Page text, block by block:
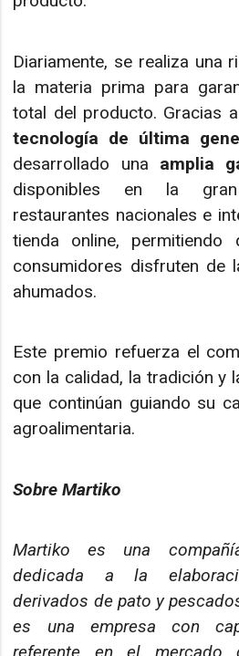
Diariamente, se realiza una
la materia prima para
total del producto. Gracias
tecnología de última
desarrollado una amplia
disponibles en la
restaurantes nacionales e
tienda online,
consumidores disfruten de
ahumados.
Este premio refuerza el
con la calidad, la tradición y
que continúan guiando su
agroalimentaria.
Sobre Martiko
Martiko es una
dedicada a la
derivados de pato y
es una empresa con